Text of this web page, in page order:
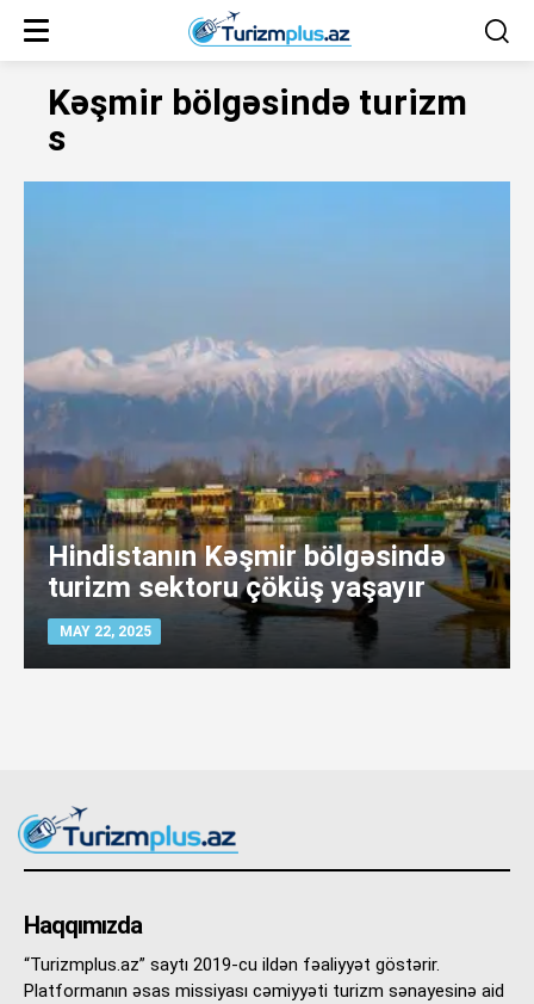
Kəşmir bölgəsində turizm
s
Hindistanın Kəşmir bölgəsində
turizm sektoru çöküş yaşayır
MAY 22, 2025
Haqqımızda
“Turizmplus.az” saytı 2019-cu ildən fəaliyyət göstərir.
Platformanın əsas missiyası cəmiyyəti turizm sənayesinə aid